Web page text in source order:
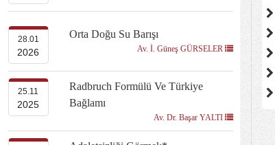
28.01
2026
Orta Doğu Su Barışı
Av. İ. Güneş GÜRSELER
25.11
2025
Radbruch Formülü Ve Türkiye
Bağlamı
Av. Dr. Başar YALTI